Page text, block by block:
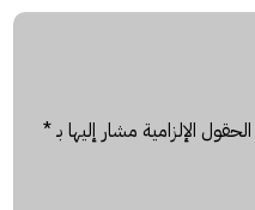
الحقول الإلزامية مشار إليها بـ*